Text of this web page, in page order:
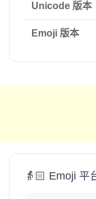
Unicode 版本
Emoji 版本
👵🏻 Emoji 平